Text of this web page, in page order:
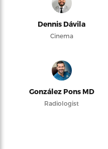
Dennis Dávila
Cinema
González Pons MD
Radiologist